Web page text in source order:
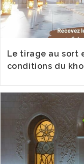
Le tirage au sort
conditions du